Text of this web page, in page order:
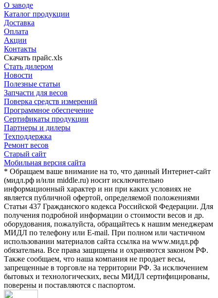
О заводе
Каталог продукции
Доставка
Оплата
Акции
Контакты
Скачать прайс.xls
Стать дилером
Новости
Полезные статьи
Запчасти для весов
Поверка средств измерений
Программное обеспечение
Сертификаты продукции
Партнеры и дилеры
Техподдержка
Ремонт весов
Старый сайт
Мобильная версия сайта
* Обращаем ваше внимание на то, что данный Интернет-сайт
(мидл.рф и/или middle.ru) носит исключительно
информационный характер и ни при каких условиях не
является публичной офертой, определяемой положениями
Статьи 437 Гражданского кодекса Российской Федерации. Для
получения подробной информации о стоимости весов и др.
оборудования, пожалуйста, обращайтесь к нашим менеджерам
МИДЛ по телефону или E-mail. При полном или частичном
использовании материалов сайта ссылка на www.мидл.рф
обязательна. Все права защищены и охраняются законом РФ.
Также сообщаем, что наша компания не продает весы,
запрещенные в торговле на территории РФ. За исключением
бытовых и технологических, весы МИДЛ сертифицированы,
поверены и поставляются с паспортом.